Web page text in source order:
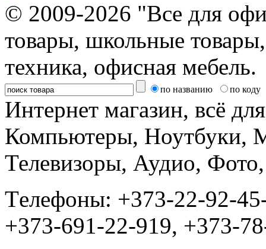
© 2009-2026 "Все для
товары, школьные
техника, офисная мебель.
по названию по коду
Интернет магазин, всё
Компьютеры, Ноутбуки,
Телевизоры, Аудио,
Tелефоны: +373-22-92-
+373-691-22-919, +373-